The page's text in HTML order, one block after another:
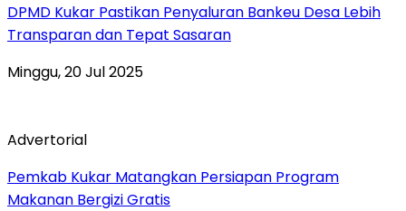
DPMD Kukar Pastikan Penyaluran Bankeu Desa Lebih
Transparan dan Tepat Sasaran
Minggu, 20 Jul 2025
Advertorial
Pemkab Kukar Matangkan Persiapan Program
Makanan Bergizi Gratis